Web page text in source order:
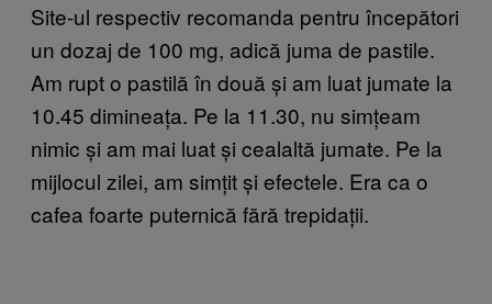
Site-ul respectiv recomanda pentru începători
un dozaj de 100 mg, adică juma de pastile.
Am rupt o pastilă în două și am luat jumate la
10.45 dimineața. Pe la 11.30, nu simțeam
nimic și am mai luat și cealaltă jumate. Pe la
mijlocul zilei, am simțit și efectele. Era ca o
cafea foarte puternică fără trepidații.